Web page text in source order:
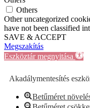
Others
Other uncategorized
have not been classified
SAVE & ACCEPT
Megszakítás
Eszköztár megnyitása
Akadálymentesítés
Betűméret